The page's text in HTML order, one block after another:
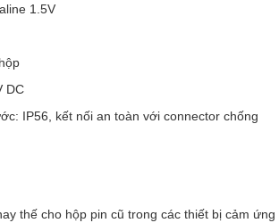
1.5V
DC
IP56, kết nối an toàn với connector chống
thế cho hộp pin cũ trong các thiết bị cảm ứng